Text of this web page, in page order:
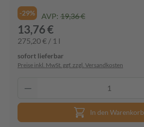
-29% AVP: 19,36 €
13,76 €
275,20 € / 1 l
sofort lieferbar
Preise inkl. MwSt. ggf. zzgl. Versandkosten
In den Warenkorb